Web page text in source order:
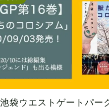
袋ウエストゲートパー